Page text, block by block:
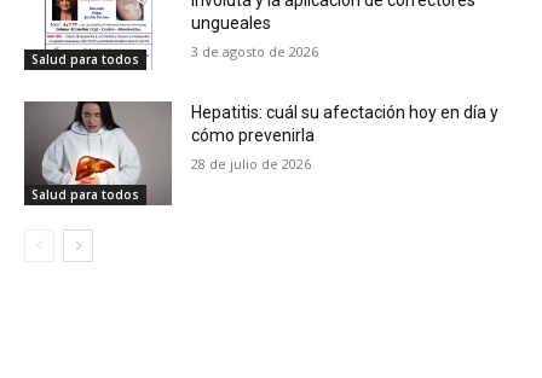
Salud para todos
ungueales
3 de agosto de 2026
Salud para todos
Hepatitis: cuál su afectación hoy en día y
cómo prevenirla
28 de julio de 2026